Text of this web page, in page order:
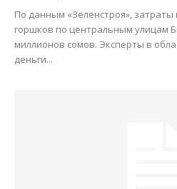
По данным «Зеленстроя»,
горшков по центральным улицам
миллионов сомов. Эксперты в
деньги...